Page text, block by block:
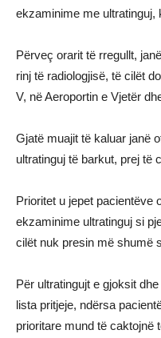
ekzaminime me ultratinguj,
Përveç orarit të rregullt,
rinj të radiologjisë, të cilët
V, në Aeroportin e Vjetër
Gjatë muajit të kaluar janë
ultratinguj të barkut, prej të
Prioritet u jepet pacientëve
ekzaminime ultratinguj si
cilët nuk presin më shumë
Për ultratingujt e gjoksit
lista pritjeje, ndërsa
prioritare mund të caktojnë